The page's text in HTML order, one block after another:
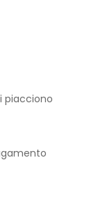
piacciono